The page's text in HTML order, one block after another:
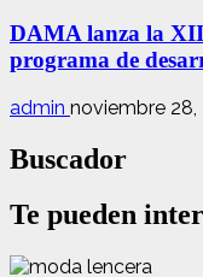
DAMA lanza la
programa de
admin noviembre 28,
Buscador
Te pueden